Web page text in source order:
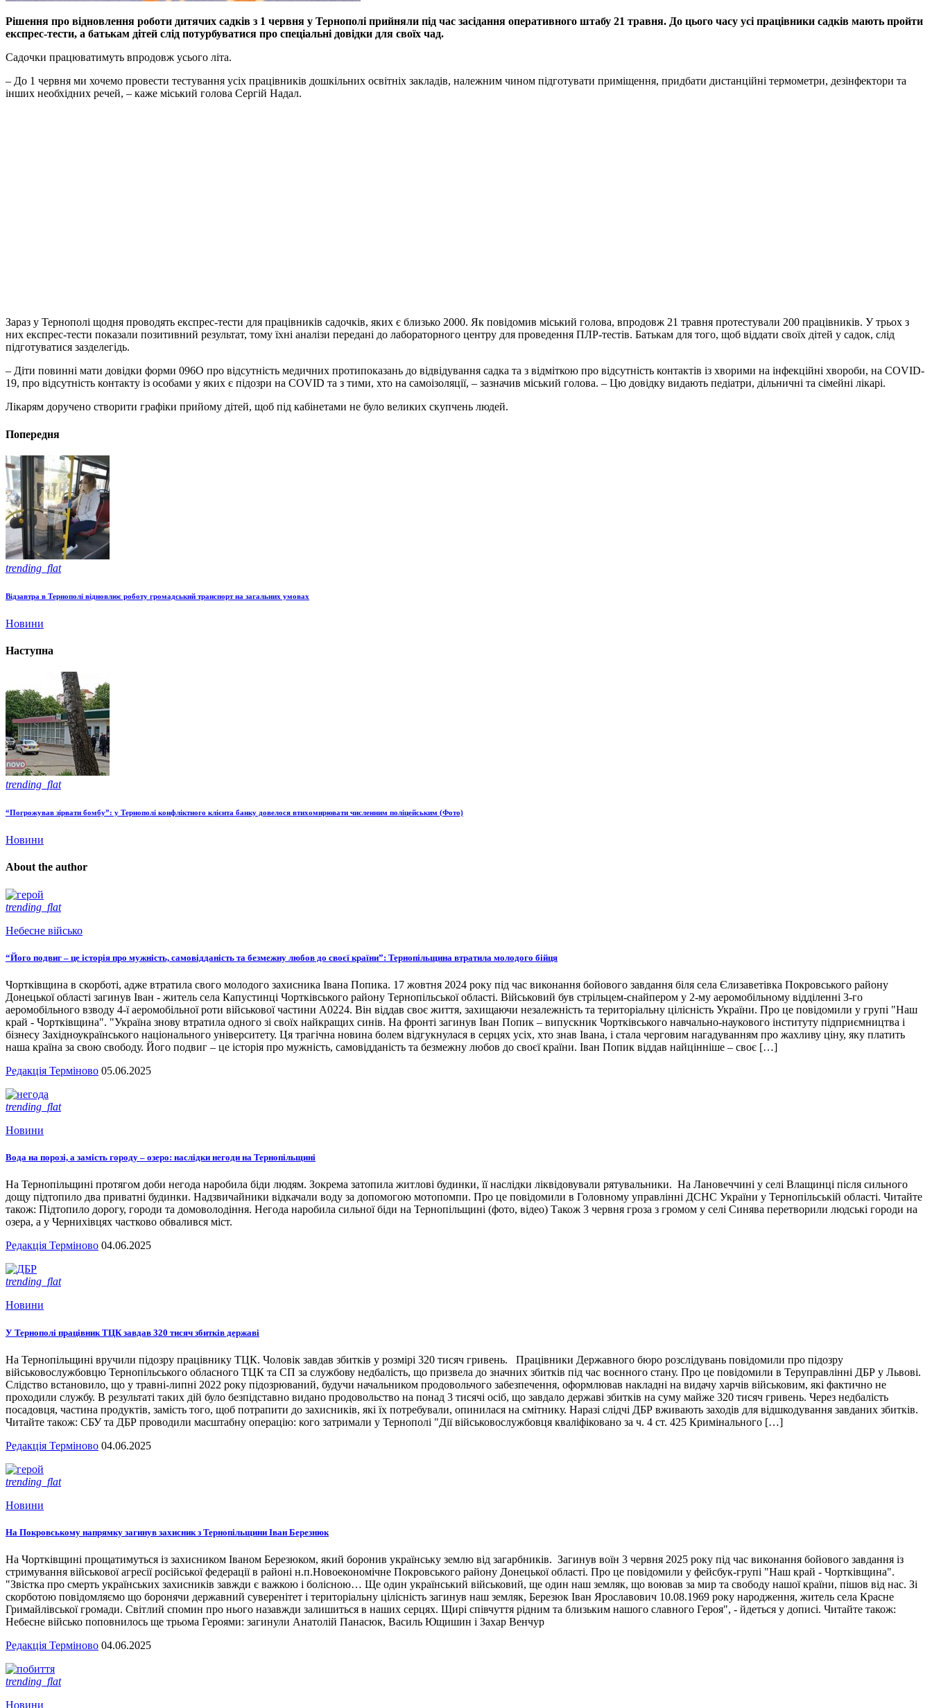
Рішення про відновлення роботи дитячих садків з 1 червня у Тернополі прийняли під час засідання оперативного штабу 21 травня. До цього часу усі працівники садків мають пройти
експрес-тести, а батькам дітей слід потурбуватися про спеціальні довідки для своїх чад.
Садочки працюватимуть впродовж усього літа.
– До 1 червня ми хочемо провести тестування усіх працівників дошкільних освітніх закладів, належним чином підготувати приміщення, придбати дистанційні термометри, дезінфектори та
інших необхідних речей, – каже міський голова Сергій Надал.
Зараз у Тернополі щодня проводять експрес-тести для працівників садочків, яких є близько 2000. Як повідомив міський голова, впродовж 21 травня протестували 200 працівників. У трьох з
них експрес-тести показали позитивний результат, тому їхні аналізи передані до лабораторного центру для проведення ПЛР-тестів. Батькам для того, щоб віддати своїх дітей у садок, слід
підготуватися зазделегідь.
– Діти повинні мати довідки форми 096О про відсутність медичних протипоказань до відвідування садка та з відміткою про відсутність контактів із хворими на інфекційні хвороби, на COVID-
19, про відсутність контакту із особами у яких є підозри на СOVID та з тими, хто на самоізоляції, – зазначив міський голова. – Цю довідку видають педіатри, дільничні та сімейні лікарі.
Лікарям доручено створити графіки прийому дітей, щоб під кабінетами не було великих скупчень людей.
Попередня
trending_flat
Відзавтра в Тернополі відновлює роботу громадський транспорт на загальних умовах
Новини
Наступна
trending_flat
“Погрожував зірвати бомбу”: у Тернополі конфліктного клієнта банку довелося втихомирювати численним поліцейським (Фото)
Новини
About the author
trending_flat
Небесне військо
“Його подвиг – це історія про мужність, самовідданість та безмежну любов до своєї країни”: Тернопільщина втратила молодого бійця
Чортківщина в скорботі, адже втратила свого молодого захисника Івана Попика. 17 жовтня 2024 року під час виконання бойового завдання біля села Єлизаветівка Покровського району
Донецької області загинув Іван - житель села Капустинці Чортківського району Тернопільської області. Військовий був стрільцем-снайпером у 2-му аеромобільному відділенні 3-го
аеромобільного взводу 4-ї аеромобільної роти військової частини А0224. Він віддав своє життя, захищаючи незалежність та територіальну цілісність України. Про це повідомили у групі "Наш
край - Чортківщина". "Україна знову втратила одного зі своїх найкращих синів. На фронті загинув Іван Попик – випускник Чортківського навчально-наукового інституту підприємництва і
бізнесу Західноукраїнського національного університету. Ця трагічна новина болем відгукнулася в серцях усіх, хто знав Івана, і стала черговим нагадуванням про жахливу ціну, яку платить
наша країна за свою свободу. Його подвиг – це історія про мужність, самовідданість та безмежну любов до своєї країни. Іван Попик віддав найцінніше – своє […]
Редакція Терміново 05.06.2025
trending_flat
Новини
Вода на порозі, а замість городу – озеро: наслідки негоди на Тернопільщині
На Тернопільщині протягом доби негода наробила біди людям. Зокрема затопила житлові будинки, її наслідки ліквідовували рятувальники. На Лановеччині у селі Влащинці після сильного
дощу підтопило два приватні будинки. Надзвичайники відкачали воду за допомогою мотопомпи. Про це повідомили в Головному управлінні ДСНС України у Тернопільській області. Читайте
також: Підтопило дорогу, городи та домоволодіння. Негода наробила сильної біди на Тернопільщині (фото, відео) Також 3 червня гроза з громом у селі Синява перетворили людські городи на
озера, а у Чернихівцях частково обвалився міст.
Редакція Терміново 04.06.2025
trending_flat
Новини
У Тернополі працівник ТЦК завдав 320 тисяч збитків державі
На Тернопільщині вручили підозру працівнику ТЦК. Чоловік завдав збитків у розмірі 320 тисяч гривень. Працівники Державного бюро розслідувань повідомили про підозру
військовослужбовцю Тернопільського обласного ТЦК та СП за службову недбалість, що призвела до значних збитків під час воєнного стану. Про це повідомили в Теруправлінні ДБР у Львові.
Слідство встановило, що у травні-липні 2022 року підозрюваний, будучи начальником продовольчого забезпечення, оформлював накладні на видачу харчів військовим, які фактично не
проходили службу. В результаті таких дій було безпідставно видано продовольство на понад 3 тисячі осіб, що завдало державі збитків на суму майже 320 тисяч гривень. Через недбалість
посадовця, частина продуктів, замість того, щоб потрапити до захисників, які їх потребували, опинилася на смітнику. Наразі слідчі ДБР вживають заходів для відшкодування завданих збитків.
Читайте також: СБУ та ДБР проводили масштабну операцію: кого затримали у Тернополі "Дії військовослужбовця кваліфіковано за ч. 4 ст. 425 Кримінального […]
Редакція Терміново 04.06.2025
trending_flat
Новини
На Покровському напрямку загинув захисник з Тернопільщини Іван Березнюк
На Чортківщині прощатимуться із захисником Іваном Березюком, який боронив українську землю від загарбників. Загинув воїн 3 червня 2025 року під час виконання бойового завдання із
стримування військової агресії російської федерації в районі н.п.Новоекономічне Покровського району Донецької області. Про це повідомили у фейсбук-групі "Наш край - Чортківщина".
"Звістка про смерть українських захисників завжди є важкою і болісною… Ще один український військовий, ще один наш земляк, що воював за мир та свободу нашої країни, пішов від нас. Зі
скорботою повідомляємо що боронячи державний суверенітет і територіальну цілісність загинув наш земляк, Березюк Іван Ярославович 10.08.1969 року народження, житель села Красне
Гримайлівської громади. Світлий спомин про нього назавжди залишиться в наших серцях. Щирі співчуття рідним та близьким нашого славного Героя", - йдеться у дописі. Читайте також:
Небесне військо поповнилось ще трьома Героями: загинули Анатолій Панасюк, Василь Ющишин і Захар Венчур
Редакція Терміново 04.06.2025
trending_flat
Новини